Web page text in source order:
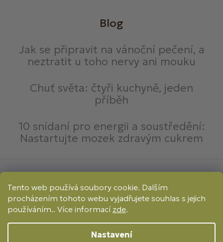
Tento web používá soubory cookie. Dalším
procházením tohoto webu vyjadřujete souhlas s jejich
používáním.. Více informací zde.
Nastavení
Blog
Jak se připravit na vánoční pečení, a
neztratit u toho nervy ani mouku
Chuť světa: čtyři kuchyně, jeden
příběh
10 snídaní pro energii a soustředění:
Nastartujte mozek zdravým cukrem
Online Převod Dobírka
Způsoby dopravy: